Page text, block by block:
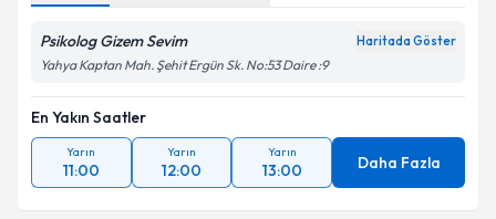
Psikolog Gizem Sevim Haritada Göster
Yahya Kaptan Mah. Şehit Ergün Sk. No:53 Daire :9
En Yakın Saatler
Yarın
11:00
Yarın
12:00
Yarın
13:00 Daha Fazla